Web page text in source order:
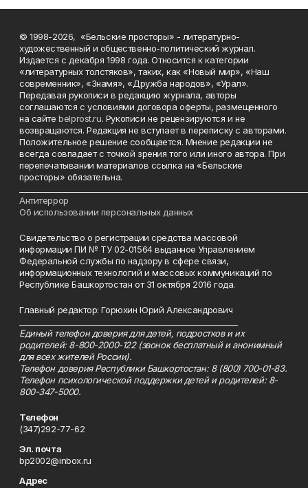
© 1998-2026, «Бельские просторы» - литературно-
художественный и общественно-политический журнал.
Издается с декабря 1998 года. Относится к категории
«литературных толстяков», таких, как «Новый мир», «Наш
современник», «Знамя», «Дружба народов», «Урал».
Передавая рукописи в редакцию журнала, авторы
соглашаются с условиями договора оферты, размещенного
на сайтеbelprost.ru. Рукописи не рецензируются и не
возвращаются. Редакция не вступает в переписку с авторами.
Положительное решение сообщается. Мнение редакции не
всегда совпадает с точкой зрения того или иного автора. При
перепечатывании материалов ссылка на «Бельские
просторы» обязательна.
Антитеррор
Об использовании персональных данных
Свидетельство о регистрации средства массовой
информации ПИ № ТУ 02-01564 выданное Управлением
Федеральной службы по надзору в сфере связи,
информационных технологий и массовых коммуникаций по
Республике Башкортостан от 31 октября 2016 года.
Главный редактор: Горюхин Юрий Александрович
Единый телефон доверия для детей, подростков и их
родителей: 8-800-2000-122 (звонок бесплатный и анонимный
для всех жителей России).
Телефон доверия Республики Башкортостан: 8 (800) 700-01-83.
Телефон психологической поддержки детей и родителей: 8-
800-347-5000.
Телефон
(347)292-77-62
Эл. почта
bp2002@inbox.ru
Адрес